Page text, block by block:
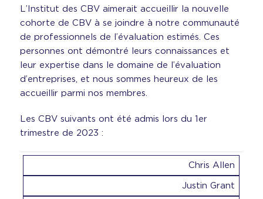
L’Institut des CBV aimerait accueillir la nouvelle
cohorte de CBV à se joindre à notre communauté
de professionnels de l’évaluation estimés. Ces
personnes ont démontré leurs connaissances et
leur expertise dans le domaine de l’évaluation
d’entreprises, et nous sommes heureux de les
accueillir parmi nos membres.
Les CBV suivants ont été admis lors du 1er
trimestre de 2023 :
Chris Allen
Justin Grant